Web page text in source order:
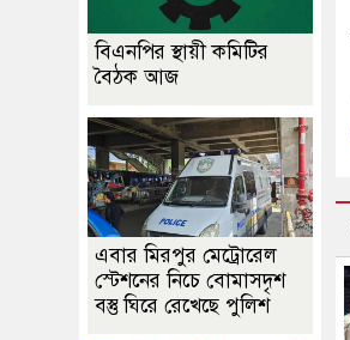
বিএনপির স্থায়ী কমিটির
বৈঠক আজ
এবার মিরপুর মেট্রোরেল
স্টেশনের নিচে বোমাসদৃশ
বস্তু ঘিরে রেখেছে পুলিশ